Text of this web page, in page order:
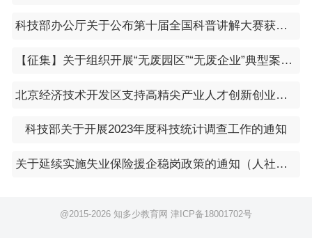
科技部办公厅关于公布第十届全国科普讲解大赛获奖名单的通知
【征集】关于组织开展“无废园区”“无废企业”典型案例征集工作的通知（工信厅联节函〔2024〕16号）
北京经济技术开发区支持高精尖产业人才创新创业实施办法（2.0版）
科技部关于开展2023年度科技统计调查工作的通知
关于延续实施失业保险援企稳岗政策的通知（人社部发〔2024〕40号）
@2015-2026 知多少教育网 津ICP备18001702号